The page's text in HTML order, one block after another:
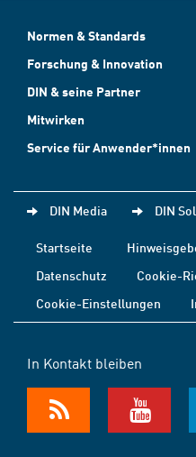
Normen & Standards
Forschung & Innovation
DIN & seine Partner
Mitwirken
Service für Anwender*innen
DIN Media DIN
Startseite
Datenschutz
Cookie-
Cookie-Einstellungen
In Kontakt bleiben